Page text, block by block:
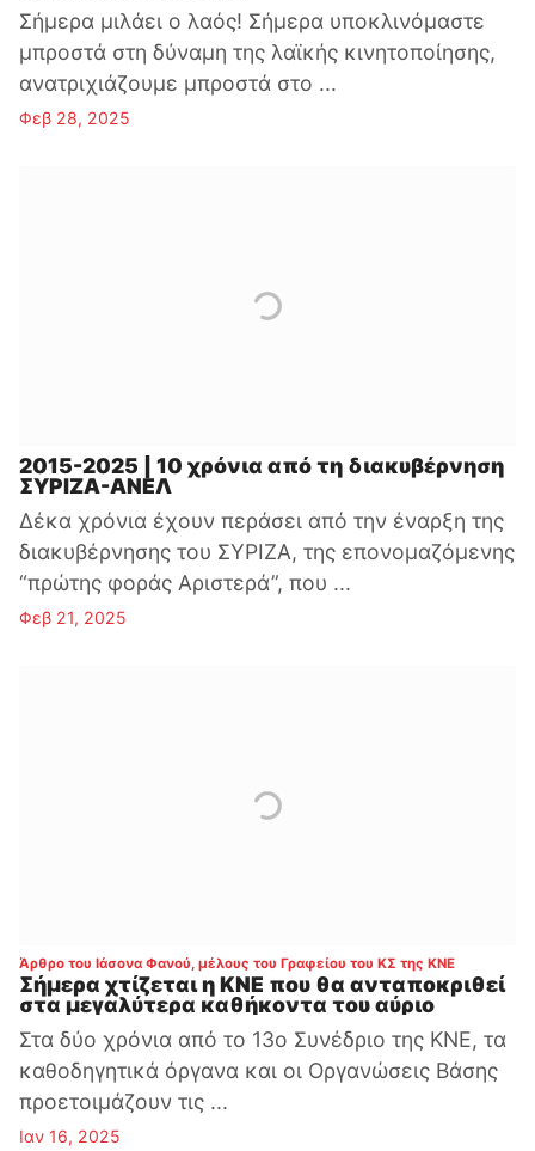
Σήμερα μιλάει ο λαός! Σήμερα υποκλινόμαστε
μπροστά στη δύναμη της λαϊκής κινητοποίησης,
ανατριχιάζουμε μπροστά στο ...
Φεβ 28, 2025
2015-2025 | 10 χρόνια από τη διακυβέρνηση
ΣΥΡΙΖΑ-ΑΝΕΛ
Δέκα χρόνια έχουν περάσει από την έναρξη της
διακυβέρνησης του ΣΥΡΙΖΑ, της επονομαζόμενης
“πρώτης φοράς Aριστερά”, που ...
Φεβ 21, 2025
Άρθρο του Ιάσονα Φανού, μέλους του Γραφείου του ΚΣ της ΚΝΕ:
Σήμερα χτίζεται η ΚΝΕ που θα ανταποκριθεί
στα μεγαλύτερα καθήκοντα του αύριο
Στα δύο χρόνια από το 13ο Συνέδριο της ΚΝΕ, τα
καθοδηγητικά όργανα και οι Οργανώσεις Βάσης
προετοιμάζουν τις ...
Ιαν 16, 2025